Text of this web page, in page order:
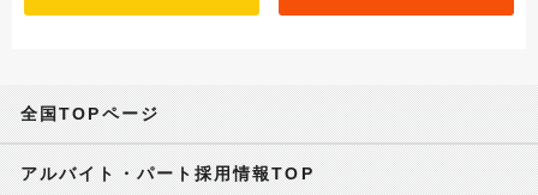
全国TOPページ
アルバイト・パート採用情報TOP